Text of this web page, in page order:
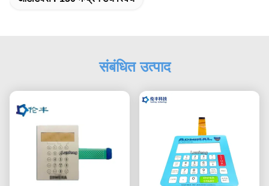
संबंधित उत्पाद